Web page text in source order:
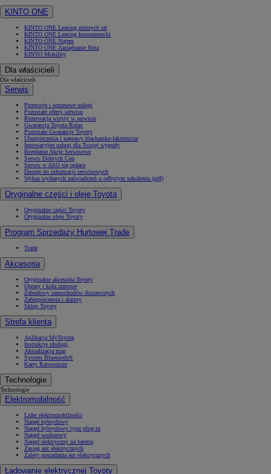
KINTO ONE
KINTO ONE Leasing niższych rat
KINTO ONE Leasing konsumencki
KINTO ONE Najem
KINTO ONE Zarządzanie flotą
KINTO Mobility
Dla właścicieli
Dla właścicieli
Serwis
Promocje i sezonowe usługi
Pozostałe oferty serwisu
Rezerwacja wizyty w serwisie
Gwarancja Toyota Relax
Pozostałe Gwarancje Toyoty
Ubezpieczenia i naprawy blacharsko-lakiernicze
Innowacyjne usługi dla Twojej wygody
Bezpłatne Akcje Serwisowe
Serwis Dobrych Cen
Serwis w ASO się opłaca
Dostęp do informacji serwisowych
Wykaz wydanych zaświadczeń o odbytym szkoleniu (pdf)
Oryginalne części i oleje Toyota
Oryginalne części Toyoty
Oryginalne oleje Toyoty
Program Sprzedaży Hurtowej Trade
Trade
Akcesoria
Oryginalne akcesoria Toyoty
Opony i koła zimowe
Zabudowy samochodów dostawczych
Zabezpieczenia i alarmy
Sklep Toyoty
Strefa klienta
Aplikacja MyToyota
Instrukcje obsługi
Aktualizacja map
System Bluetooth®
Karty Ratownicze
Technologie
Technologie
Elektromobilność
Lider elektromobilności
Napęd hybrydowy
Napęd hybrydowy typu plug-in
Napęd wodorowy
Napęd elektryczny na baterię
Zasięg aut elektrycznych
Zalety posiadania aut elektrycznych
Ładowanie elektrycznej Toyoty